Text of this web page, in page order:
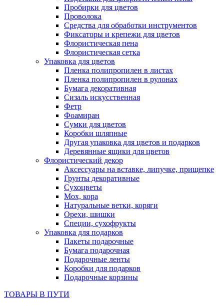
Пробирки для цветов
Проволока
Средства для обработки инструментов
Фиксаторы и крепежи для цветов
Флористическая пена
Флористическая сетка
Упаковка для цветов
Пленка полипропилен в листах
Пленка полипропилен в рулонах
Бумага декоративная
Сизаль искусственная
Фетр
Фоамиран
Сумки для цветов
Коробки шляпные
Другая упаковка для цветов и подарков
Деревянные ящики для цветов
Флористический декор
Аксессуары на вставке, липучке, прищепке
Грунты декоративные
Сухоцветы
Мох, кора
Натуральные ветки, коряги
Орехи, шишки
Специи, сухофрукты
Упаковка для подарков
Пакеты подарочные
Бумага подарочная
Подарочные ленты
Коробки для подарков
Подарочные корзины
ТОВАРЫ В ПУТИ